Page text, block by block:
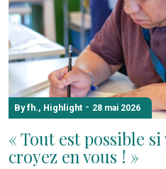
By fh., Highlight - 28 mai 2026
« Tout est possible
croyez en vous ! »